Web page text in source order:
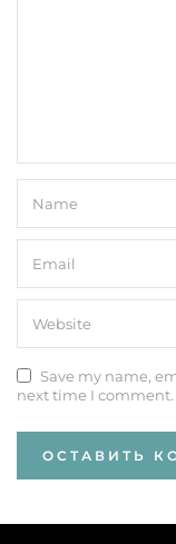
Save my name,
next time I comment.